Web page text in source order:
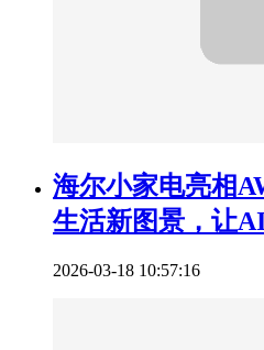
海尔小家电亮相
生活新图景，让
2026-03-18 10:57:16